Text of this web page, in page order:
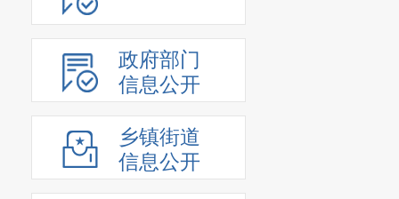
政府部门
信息公开
乡镇街道
信息公开